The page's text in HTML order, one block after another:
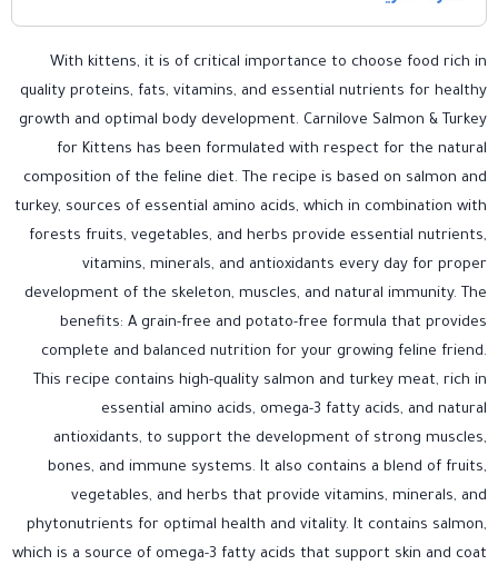
With kittens, it is of critical importance to choose food rich in
quality proteins, fats, vitamins, and essential nutrients for healthy
growth and optimal body development. Carnilove Salmon & Turkey
for Kittens has been formulated with respect for the natural
composition of the feline diet. The recipe is based on salmon and
turkey, sources of essential amino acids, which in combination with
forests fruits, vegetables, and herbs provide essential nutrients,
vitamins, minerals, and antioxidants every day for proper
development of the skeleton, muscles, and natural immunity. The
benefits: A grain-free and potato-free formula that provides
complete and balanced nutrition for your growing feline friend.
This recipe contains high-quality salmon and turkey meat, rich in
essential amino acids, omega-3 fatty acids, and natural
antioxidants, to support the development of strong muscles,
bones, and immune systems. It also contains a blend of fruits,
vegetables, and herbs that provide vitamins, minerals, and
phytonutrients for optimal health and vitality. It contains salmon,
which is a source of omega-3 fatty acids that support skin and coat